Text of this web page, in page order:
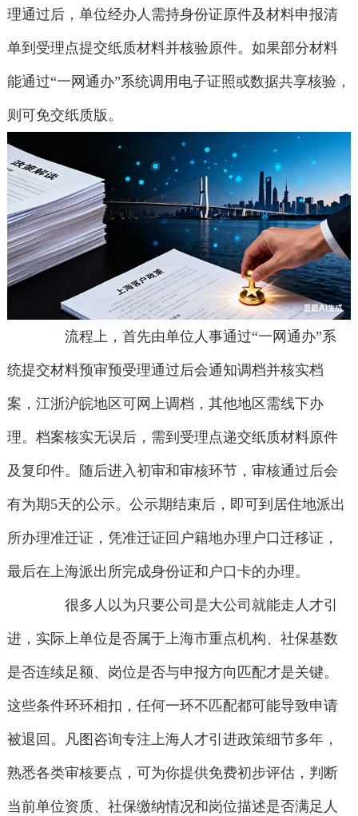
理通过后，单位经办人需持身份证原件及材料申报清
单到受理点提交纸质材料并核验原件。如果部分材料
能通过“一网通办”系统调用电子证照或数据共享核验，
则可免交纸质版。
流程上，首先由单位人事通过“一网通办”系
统提交材料预审预受理通过后会通知调档并核实档
案，江浙沪皖地区可网上调档，其他地区需线下办
理。档案核实无误后，需到受理点递交纸质材料原件
及复印件。随后进入初审和审核环节，审核通过后会
有为期5天的公示。公示期结束后，即可到居住地派出
所办理准迁证，凭准迁证回户籍地办理户口迁移证，
最后在上海派出所完成身份证和户口卡的办理。
很多人以为只要公司是大公司就能走人才引
进，实际上单位是否属于上海市重点机构、社保基数
是否连续足额、岗位是否与申报方向匹配才是关键。
这些条件环环相扣，任何一环不匹配都可能导致申请
被退回。凡图咨询专注上海人才引进政策细节多年，
熟悉各类审核要点，可为你提供免费初步评估，判断
当前单位资质、社保缴纳情况和岗位描述是否满足人